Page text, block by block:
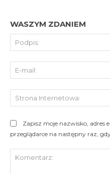
WASZYM ZDANIEM
Zapisz moje nazwisko, adres
przeglądarce na następny raz,